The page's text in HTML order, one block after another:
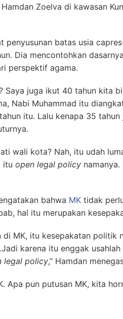
Hamdan Zoelva di kawasan
penyusunan batas usia
Dia mencontohkan
perspektif agama.
Saya juga ikut 40 tahun kita
Nabi Muhammad itu
itu. Lalu kenapa 35
wali kota? Nah, itu udah
itu open legal policy namanya.
bahwa MK tidak
hal itu merupakan
di MK, itu kesepakatan politik
Jadi karena itu enggak
legal policy,” Hamdan
Apa pun putusan MK, kita